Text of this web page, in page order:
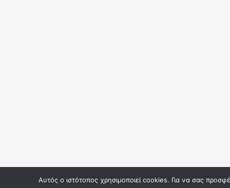
Αυτός ο ιστότοπος χρησιμοποιεί cookies. Για να σας